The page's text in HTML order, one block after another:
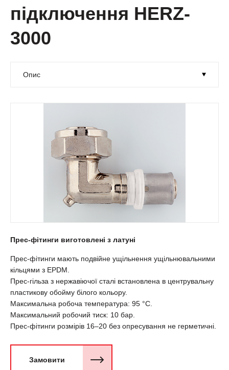
підключення HERZ-
3000
Прес-фітинги виготовлені з латуні
Прес-фітинги мають подвійне ущільнення ущільнювальними
кільцями з EPDM.
Прес-гільза з нержавіючої сталі встановлена в центрувальну
пластикову обойму білого кольору.
Максимальна робоча температура: 95 °C.
Максимальний робочий тиск: 10 бар.
Прес-фітинги розмірів 16–20 без опресування не герметичні.
Замовити